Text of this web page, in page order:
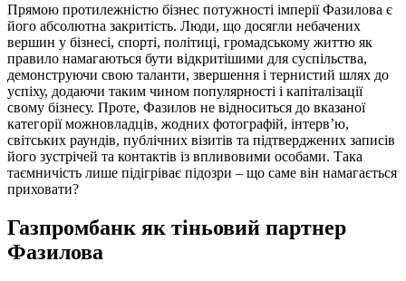
Прямою протилежністю бізнес потужності імперії Фазилова є
його абсолютна закритість. Люди, що досягли небачених
вершин у бізнесі, спорті, політиці, громадському життю як
правило намагаються бути відкритішими для суспільства,
демонструючи свою таланти, звершення і тернистий шлях до
успіху, додаючи таким чином популярності і капіталізації
свому бізнесу. Проте, Фазилов не відноситься до вказаної
категорії можновладців, жодних фотографій, інтерв’ю,
світських раундів, публічних візитів та підтверджених записів
його зустрічей та контактів із впливовими особами. Така
таємничість лише підігріває підозри – що саме він намагається
приховати?
Газпромбанк як тіньовий партнер
Фазилова